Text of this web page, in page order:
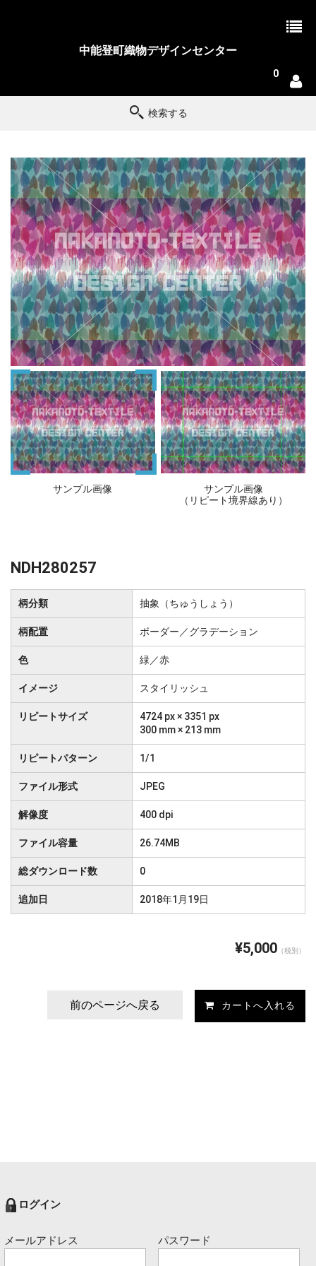
中能登町織物デザインセンター
0
検索する
サンプル画像
サンプル画像
（リピート境界線あり）
NDH280257
柄分類 抽象（ちゅうしょう）
柄配置 ボーダー／グラデーション
色 緑／赤
イメージ スタイリッシュ
リピートサイズ
4724 px × 3351 px
300 mm × 213 mm
リピートパターン 1/1
ファイル形式 JPEG
解像度 400 dpi
ファイル容量 26.74MB
総ダウンロード数 0
追加日 2018年1月19日
¥5,000 （税別）
前のページへ戻る
ログイン
メールアドレス パスワード